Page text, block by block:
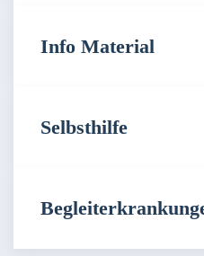
Info Material
Selbsthilfe